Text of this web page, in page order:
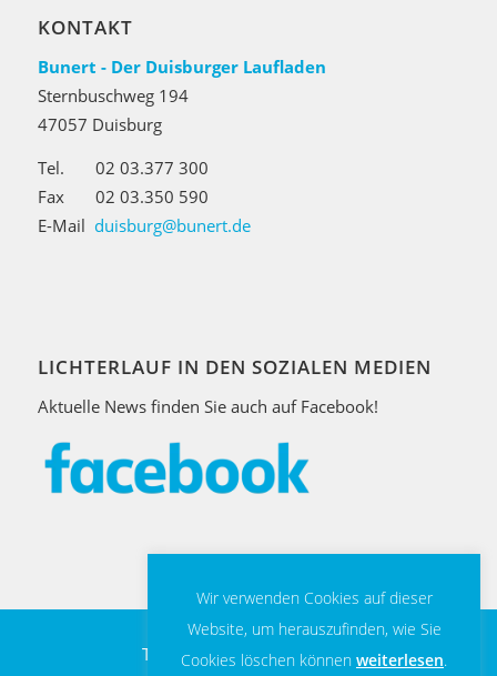
KONTAKT
Bunert - Der Duisburger Laufladen
Sternbuschweg 194
47057 Duisburg
Tel. 02 03.377 300
Fax 02 03.350 590
E-Mail duisburg@bunert.de
LICHTERLAUF IN DEN SOZIALEN MEDIEN
Aktuelle News finden Sie auch auf Facebook!
Teilnahmebedingungen
Wir verwenden Cookies auf dieser
Website, um herauszufinden, wie Sie
Cookies löschen können weiterlesen.